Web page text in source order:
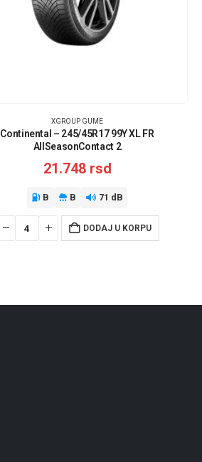
XGROUP GUME
Continental – 245/45R17 99Y XL FR
AllSeasonContact 2
21.748 rsd
B B 71 dB
DODAJ U KORPU